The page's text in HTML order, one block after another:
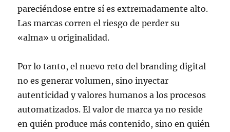
pareciéndose entre sí es extremadamente alto.
Las marcas corren el riesgo de perder su
«alma» u originalidad.
Por lo tanto, el nuevo reto del branding digital
no es generar volumen, sino inyectar
autenticidad y valores humanos a los procesos
automatizados. El valor de marca ya no reside
en quién produce más contenido, sino en quién